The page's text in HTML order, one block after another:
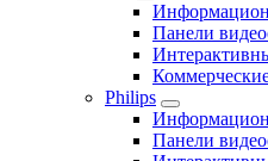
Панели
Philips
Панели